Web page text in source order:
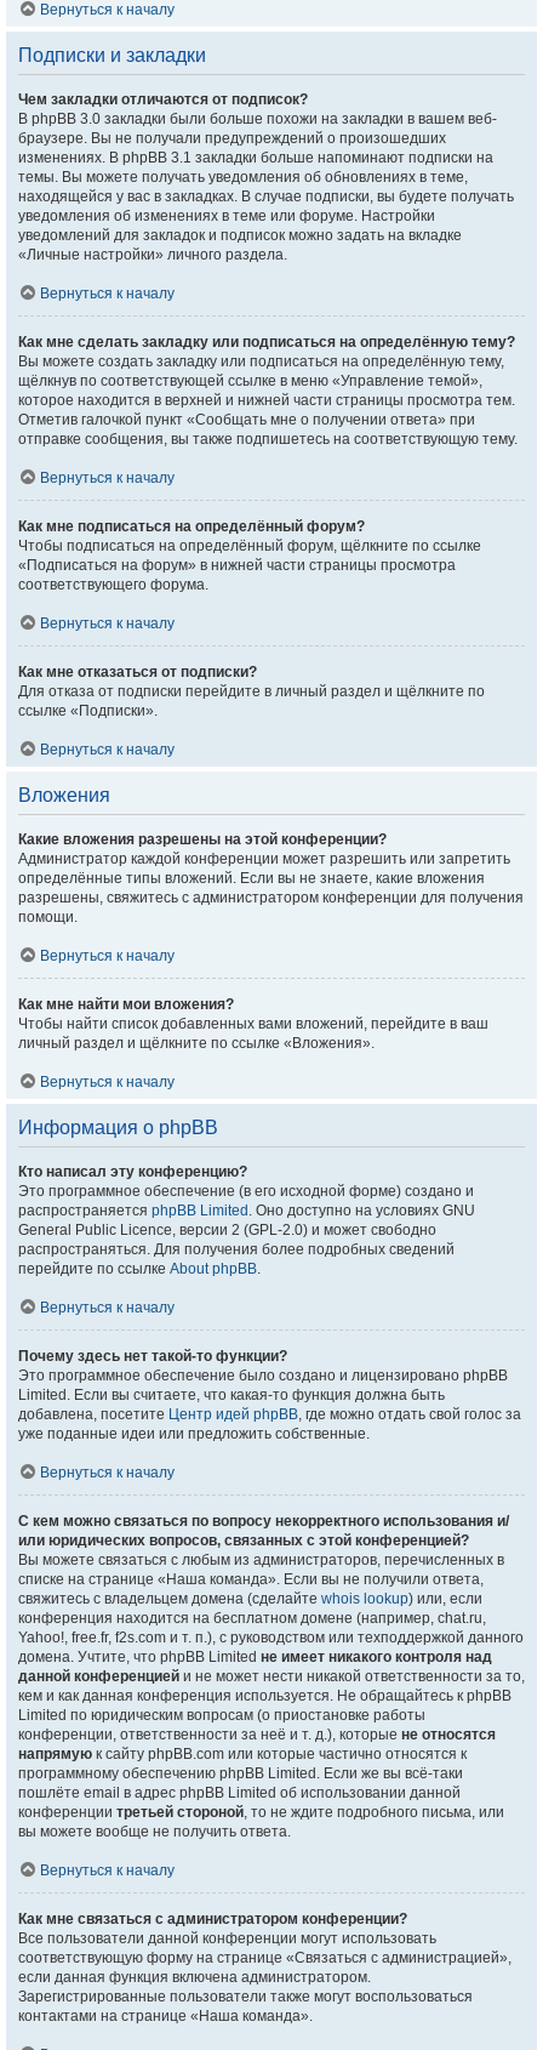
Вернуться к началу
Подписки и закладки
Чем закладки отличаются от подписок?
В phpBB 3.0 закладки были больше похожи на закладки в вашем веб-
браузере. Вы не получали предупреждений о произошедших
изменениях. В phpBB 3.1 закладки больше напоминают подписки на
темы. Вы можете получать уведомления об обновлениях в теме,
находящейся у вас в закладках. В случае подписки, вы будете получать
уведомления об изменениях в теме или форуме. Настройки
уведомлений для закладок и подписок можно задать на вкладке
«Личные настройки» личного раздела.
Вернуться к началу
Как мне сделать закладку или подписаться на определённую тему?
Вы можете создать закладку или подписаться на определённую тему,
щёлкнув по соответствующей ссылке в меню «Управление темой»,
которое находится в верхней и нижней части страницы просмотра тем.
Отметив галочкой пункт «Сообщать мне о получении ответа» при
отправке сообщения, вы также подпишетесь на соответствующую тему.
Вернуться к началу
Как мне подписаться на определённый форум?
Чтобы подписаться на определённый форум, щёлкните по ссылке
«Подписаться на форум» в нижней части страницы просмотра
соответствующего форума.
Вернуться к началу
Как мне отказаться от подписки?
Для отказа от подписки перейдите в личный раздел и щёлкните по
ссылке «Подписки».
Вернуться к началу
Вложения
Какие вложения разрешены на этой конференции?
Администратор каждой конференции может разрешить или запретить
определённые типы вложений. Если вы не знаете, какие вложения
разрешены, свяжитесь с администратором конференции для получения
помощи.
Вернуться к началу
Как мне найти мои вложения?
Чтобы найти список добавленных вами вложений, перейдите в ваш
личный раздел и щёлкните по ссылке «Вложения».
Вернуться к началу
Информация о phpBB
Кто написал эту конференцию?
Это программное обеспечение (в его исходной форме) создано и
распространяется phpBB Limited . Оно доступно на условиях GNU
General Public Licence, версии 2 (GPL-2.0) и может свободно
распространяться. Для получения более подробных сведений
перейдите по ссылке About phpBB.
Вернуться к началу
Почему здесь нет такой-то функции?
Это программное обеспечение было создано и лицензировано phpBB
Limited. Если вы считаете, что какая-то функция должна быть
добавлена, посетите Центр идей phpBB, где можно отдать свой голос за
уже поданные идеи или предложить собственные.
Вернуться к началу
С кем можно связаться по вопросу некорректного использования и/
или юридических вопросов, связанных с этой конференцией?
Вы можете связаться с любым из администраторов, перечисленных в
списке на странице «Наша команда». Если вы не получили ответа,
свяжитесь с владельцем домена (сделайте whois lookup) или, если
конференция находится на бесплатном домене (например, chat.ru,
Yahoo!, free.fr, f2s.com и т. п.), с руководством или техподдержкой данного
домена. Учтите, что phpBB Limited не имеет никакого контроля над
данной конференцией и не может нести никакой ответственности за то,
кем и как данная конференция используется. Не обращайтесь к phpBB
Limited по юридическим вопросам (о приостановке работы
конференции, ответственности за неё и т. д.), которые не относятся
напрямую к сайту phpBB.com или которые частично относятся к
программному обеспечению phpBB Limited. Если же вы всё-таки
пошлёте email в адрес phpBB Limited об использовании данной
конференции третьей стороной, то не ждите подробного письма, или
вы можете вообще не получить ответа.
Вернуться к началу
Как мне связаться с администратором конференции?
Все пользователи данной конференции могут использовать
соответствующую форму на странице «Связаться с администрацией»,
если данная функция включена администратором.
Зарегистрированные пользователи также могут воспользоваться
контактами на странице «Наша команда».